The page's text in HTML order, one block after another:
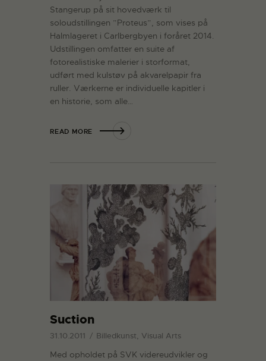
Stangerup på sit hovedværk til
soloudstillingen ”Proteus”, som vises på
Halmlageret i Carlbergbyen i foråret 2014.
Udstillingen omfatter en suite af
fotorealistiske malerier i storformat,
udført med kulstøv på akvarelpapir fra
ruller. Værkerne er individuelle kapitler i
en historie, som alle…
READ MORE
Suction
31.10.2011 Billedkunst, Visual Arts
Med opholdet på SVK videreudvikler og